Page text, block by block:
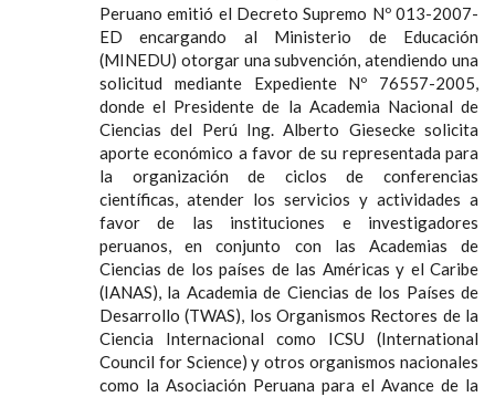
Peruano emitió el Decreto Supremo Nº 013-2007-
ED encargando al Ministerio de Educación
(MINEDU) otorgar una subvención, atendiendo una
solicitud mediante Expediente Nº 76557-2005,
donde el Presidente de la Academia Nacional de
Ciencias del Perú Ing. Alberto Giesecke solicita
aporte económico a favor de su representada para
la organización de ciclos de conferencias
científicas, atender los servicios y actividades a
favor de las instituciones e investigadores
peruanos, en conjunto con las Academias de
Ciencias de los países de las Américas y el Caribe
(IANAS), la Academia de Ciencias de los Países de
Desarrollo (TWAS), los Organismos Rectores de la
Ciencia Internacional como ICSU (International
Council for Science) y otros organismos nacionales
como la Asociación Peruana para el Avance de la